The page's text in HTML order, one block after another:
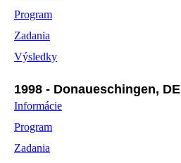
Program
Zadania
Výsledky
1998 - Donaueschingen, DE
Informácie
Program
Zadania